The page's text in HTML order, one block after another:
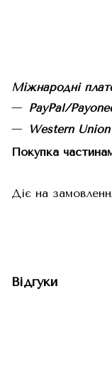
Міжнародні
PayPal/
Western Union
Покупка
Діє на
Відгуки